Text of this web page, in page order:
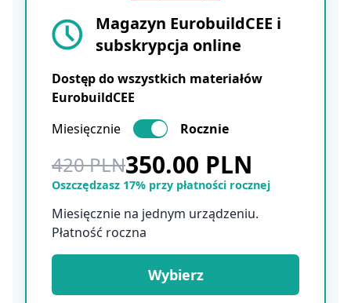
Magazyn EurobuildCEE i
subskrypcja online
Dostęp do wszystkich materiałów
EurobuildCEE
Miesięcznie
Rocznie
420 PLN350.00 PLN
Oszczędzasz 17% przy płatności rocznej
Miesięcznie na jednym urządzeniu.
Płatność roczna
Wybierz